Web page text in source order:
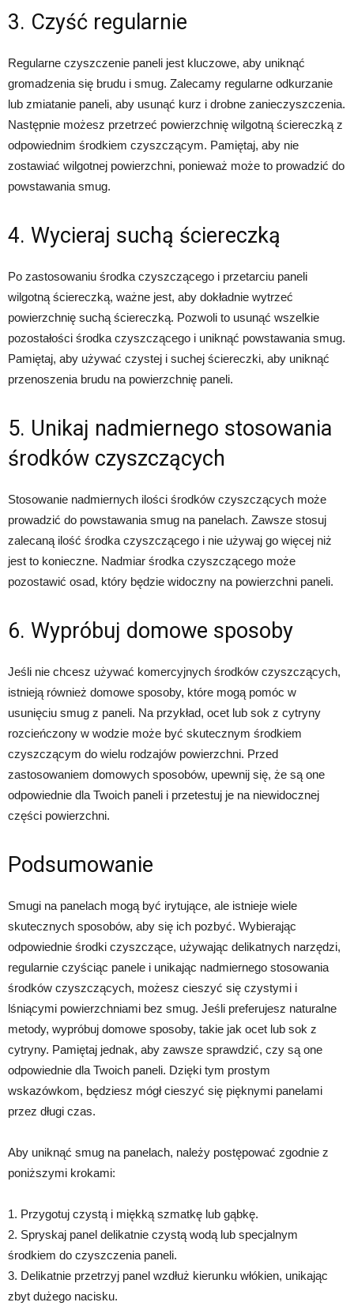
3. Czyść regularnie
Regularne czyszczenie paneli jest kluczowe, aby uniknąć
gromadzenia się brudu i smug. Zalecamy regularne odkurzanie
lub zmiatanie paneli, aby usunąć kurz i drobne zanieczyszczenia.
Następnie możesz przetrzeć powierzchnię wilgotną ściereczką z
odpowiednim środkiem czyszczącym. Pamiętaj, aby nie
zostawiać wilgotnej powierzchni, ponieważ może to prowadzić do
powstawania smug.
4. Wycieraj suchą ściereczką
Po zastosowaniu środka czyszczącego i przetarciu paneli
wilgotną ściereczką, ważne jest, aby dokładnie wytrzeć
powierzchnię suchą ściereczką. Pozwoli to usunąć wszelkie
pozostałości środka czyszczącego i uniknąć powstawania smug.
Pamiętaj, aby używać czystej i suchej ściereczki, aby uniknąć
przenoszenia brudu na powierzchnię paneli.
5. Unikaj nadmiernego stosowania
środków czyszczących
Stosowanie nadmiernych ilości środków czyszczących może
prowadzić do powstawania smug na panelach. Zawsze stosuj
zalecaną ilość środka czyszczącego i nie używaj go więcej niż
jest to konieczne. Nadmiar środka czyszczącego może
pozostawić osad, który będzie widoczny na powierzchni paneli.
6. Wypróbuj domowe sposoby
Jeśli nie chcesz używać komercyjnych środków czyszczących,
istnieją również domowe sposoby, które mogą pomóc w
usunięciu smug z paneli. Na przykład, ocet lub sok z cytryny
rozcieńczony w wodzie może być skutecznym środkiem
czyszczącym do wielu rodzajów powierzchni. Przed
zastosowaniem domowych sposobów, upewnij się, że są one
odpowiednie dla Twoich paneli i przetestuj je na niewidocznej
części powierzchni.
Podsumowanie
Smugi na panelach mogą być irytujące, ale istnieje wiele
skutecznych sposobów, aby się ich pozbyć. Wybierając
odpowiednie środki czyszczące, używając delikatnych narzędzi,
regularnie czyściąc panele i unikając nadmiernego stosowania
środków czyszczących, możesz cieszyć się czystymi i
lśniącymi powierzchniami bez smug. Jeśli preferujesz naturalne
metody, wypróbuj domowe sposoby, takie jak ocet lub sok z
cytryny. Pamiętaj jednak, aby zawsze sprawdzić, czy są one
odpowiednie dla Twoich paneli. Dzięki tym prostym
wskazówkom, będziesz mógł cieszyć się pięknymi panelami
przez długi czas.
Aby uniknąć smug na panelach, należy postępować zgodnie z
poniższymi krokami:
1. Przygotuj czystą i miękką szmatkę lub gąbkę.
2. Spryskaj panel delikatnie czystą wodą lub specjalnym
środkiem do czyszczenia paneli.
3. Delikatnie przetrzyj panel wzdłuż kierunku włókien, unikając
zbyt dużego nacisku.